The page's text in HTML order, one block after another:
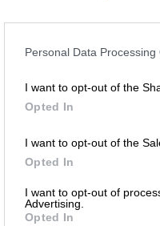
Personal Data Processing
I want to opt-out of the
Opted In
I want to opt-out of the
Opted In
I want to opt-out of
Advertising.
Opted In
Che si
fine
Siamo